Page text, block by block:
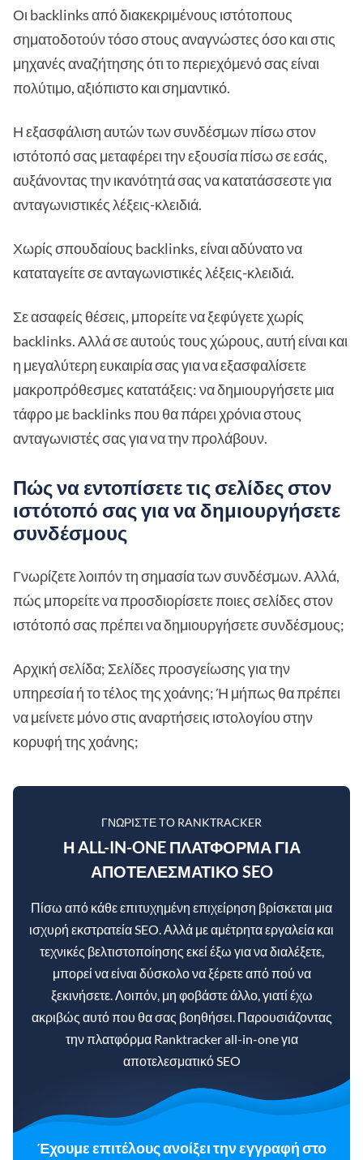
Οι backlinks από διακεκριμένους ιστότοπους
σηματοδοτούν τόσο στους αναγνώστες όσο και στις
μηχανές αναζήτησης ότι το περιεχόμενό σας είναι
πολύτιμο, αξιόπιστο και σημαντικό.
Η εξασφάλιση αυτών των συνδέσμων πίσω στον
ιστότοπό σας μεταφέρει την εξουσία πίσω σε εσάς,
αυξάνοντας την ικανότητά σας να κατατάσσεστε για
ανταγωνιστικές λέξεις-κλειδιά.
Χωρίς σπουδαίους backlinks, είναι αδύνατο να
καταταγείτε σε ανταγωνιστικές λέξεις-κλειδιά.
Σε ασαφείς θέσεις, μπορείτε να ξεφύγετε χωρίς
backlinks. Αλλά σε αυτούς τους χώρους, αυτή είναι και
η μεγαλύτερη ευκαιρία σας για να εξασφαλίσετε
μακροπρόθεσμες κατατάξεις: να δημιουργήσετε μια
τάφρο με backlinks που θα πάρει χρόνια στους
ανταγωνιστές σας για να την προλάβουν.
Πώς να εντοπίσετε τις σελίδες στον
ιστότοπό σας για να δημιουργήσετε
συνδέσμους
Γνωρίζετε λοιπόν τη σημασία των συνδέσμων. Αλλά,
πώς μπορείτε να προσδιορίσετε ποιες σελίδες στον
ιστότοπό σας πρέπει να δημιουργήσετε συνδέσμους;
Αρχική σελίδα; Σελίδες προσγείωσης για την
υπηρεσία ή το τέλος της χοάνης; Ή μήπως θα πρέπει
να μείνετε μόνο στις αναρτήσεις ιστολογίου στην
κορυφή της χοάνης;
ΓΝΩΡΊΣΤΕ ΤΟ RANKTRACKER
Η ALL-IN-ONE ΠΛΑΤΦΌΡΜΑ ΓΙΑ
ΑΠΟΤΕΛΕΣΜΑΤΙΚΌ SEO
Πίσω από κάθε επιτυχημένη επιχείρηση βρίσκεται μια
ισχυρή εκστρατεία SEO. Αλλά με αμέτρητα εργαλεία και
τεχνικές βελτιστοποίησης εκεί έξω για να διαλέξετε,
μπορεί να είναι δύσκολο να ξέρετε από πού να
ξεκινήσετε. Λοιπόν, μη φοβάστε άλλο, γιατί έχω
ακριβώς αυτό που θα σας βοηθήσει. Παρουσιάζοντας
την πλατφόρμα Ranktracker all-in-one για
αποτελεσματικό SEO
Έχουμε επιτέλους ανοίξει την εγγραφή στο